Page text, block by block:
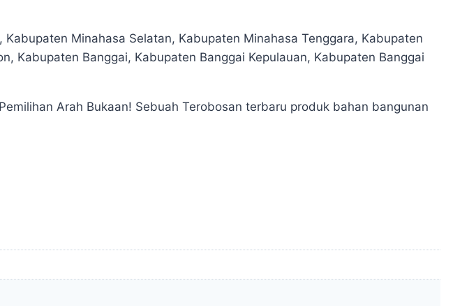
Minahasa Selatan, Kabupaten Minahasa Tenggara, Kabupaten
Kabupaten Banggai, Kabupaten Banggai Kepulauan, Kabupaten Banggai
Arah Bukaan! Sebuah Terobosan terbaru produk bahan bangunan